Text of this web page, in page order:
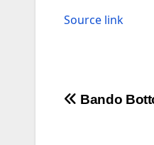
Source link
Bando